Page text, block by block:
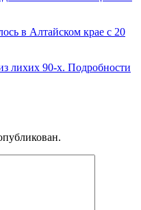
в Алтайском крае с 20
лихих 90-х. Подробности